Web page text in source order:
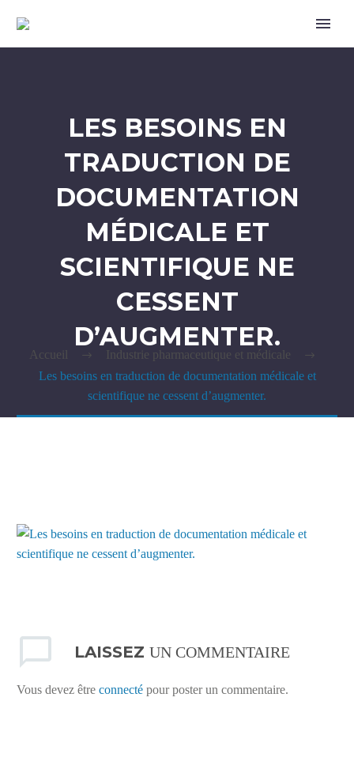
LES BESOINS EN
TRADUCTION DE
DOCUMENTATION
MÉDICALE ET
SCIENTIFIQUE NE
CESSENT
D’AUGMENTER.
Accueil
Industrie pharmaceutique et médicale
Les besoins en traduction de documentation médicale et
scientifique ne cessent d’augmenter.
LAISSEZ UN COMMENTAIRE
Vous devez être connecté pour poster un commentaire.